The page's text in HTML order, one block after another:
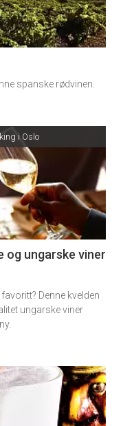
spanske rødvinen.
i Oslo
og ungarske viner
Denne kvelden
ungarske viner